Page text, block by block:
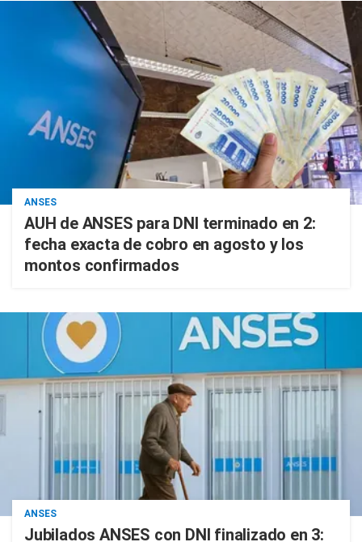
ANSES
AUH de ANSES para DNI terminado en 2:
fecha exacta de cobro en agosto y los
montos confirmados
ANSES
Jubilados ANSES con DNI finalizado en 3: